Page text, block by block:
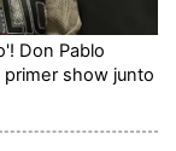
Don Pablo
show junto